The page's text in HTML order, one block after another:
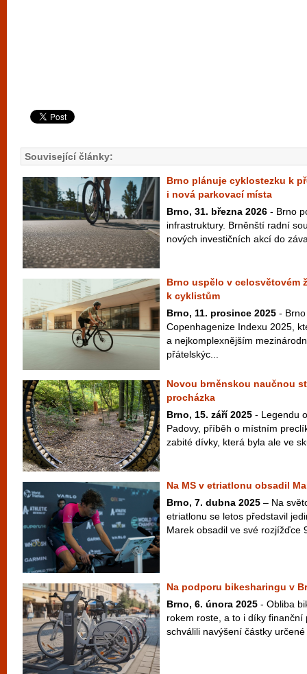
Související články:
Brno plánuje cyklostezku k
i nová parkovací místa
Brno, 31. března 2026 - Brno
infrastruktury. Brněnští radní
nových investičních akcí do
Brno uspělo v celosvětovém
k cyklistům
Brno, 11. prosince 2025 -
Copenhagenize Indexu 2025,
a nejkomplexnějším
přátelskýc...
Novou brněnskou naučnou
procházka
Brno, 15. září 2025 - Legendu
Padovy, příběh o místním
zabité dívky, která byla ale ve
Na MS v etriatlonu obsadil
Brno, 7. dubna 2025 – Na
etriatlonu se letos představil
Marek obsadil ve své rozjížďce
Na podporu bikesharingu v
Brno, 6. února 2025 - Obliba
rokem roste, a to i díky
schválili navýšení částky